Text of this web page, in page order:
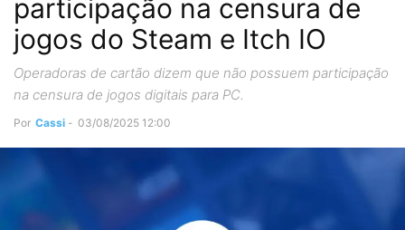
participação na censura de
jogos do Steam e Itch IO
Operadoras de cartão dizem que não possuem participação
na censura de jogos digitais para PC.
Por Cassi - 03/08/2025 12:00